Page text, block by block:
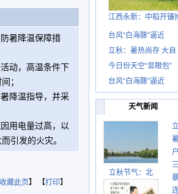
暑降温保障措
动，高温条件下
；
降温指导，并采
用电量过高，以
引发的火灾。
收藏此页】 【打印】
江西永新：中稻开镰
台风“白海豚”逼近
立秋：暑热尚存 大自
今日份天空“显眼包”
台风“白海豚”逼近
天气新闻
立秋节气：北